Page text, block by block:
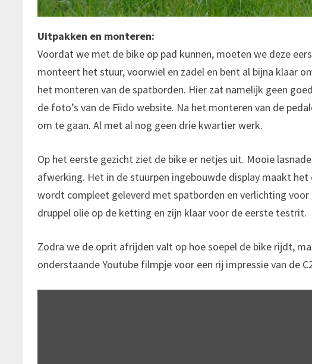
Uitpakken en monteren:
Voordat we met de bike op pad kunnen, moeten we deze
monteert het stuur, voorwiel en zadel en bent al bijna klaar
het monteren van de spatborden. Hier zat namelijk geen
de foto’s van de Fiido website. Na het monteren van de
om te gaan. Al met al nog geen drie kwartier werk.
Op het eerste gezicht ziet de bike er netjes uit. Mooie
afwerking. Het in de stuurpen ingebouwde display maakt
wordt compleet geleverd met spatborden en verlichting voor
druppel olie op de ketting en zijn klaar voor de eerste testrit.
Zodra we de oprit afrijden valt op hoe soepel de bike rijdt,
onderstaande Youtube filmpje voor een rij impressie van de
DISPLAY